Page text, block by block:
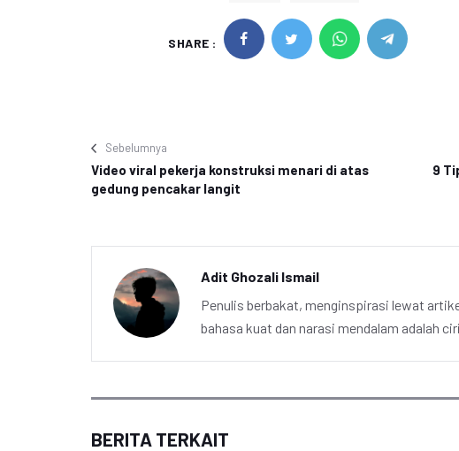
SHARE :
Sebelumnya
Video viral pekerja konstruksi menari di atas
gedung pencakar langit
9
Adit Ghozali Ismail
Penulis berbakat, menginspirasi lewat
bahasa kuat dan narasi mendalam adalah
BERITA TERKAIT